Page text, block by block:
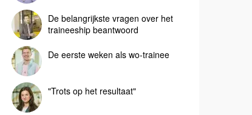
De belangrijkste vragen over het
traineeship beantwoord
De eerste weken als wo-trainee
"Trots op het resultaat"